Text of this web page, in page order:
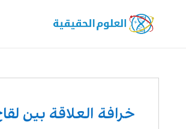
خرافة العلاقة بين